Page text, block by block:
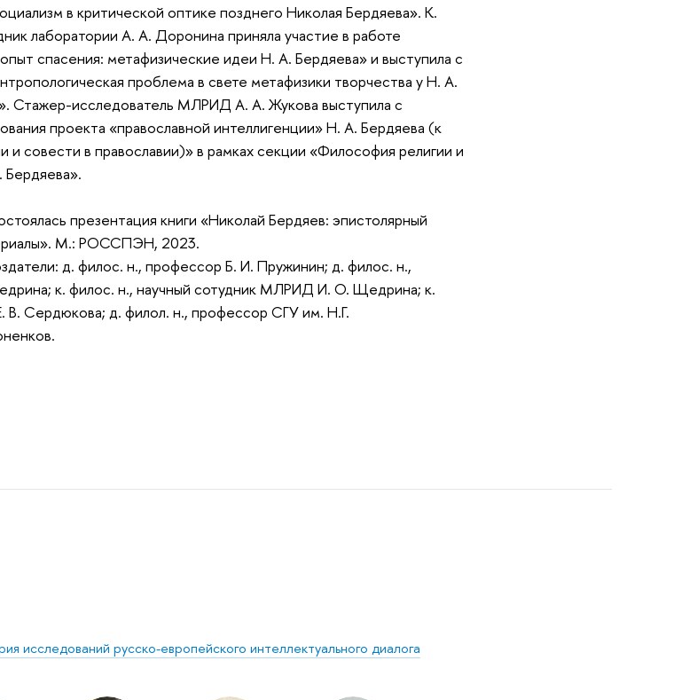
в критической оптике позднего Николая Бердяева». К.
лаборатории А. А. Доронина приняла участие в работе
спасения: метафизические идеи Н. А. Бердяева» и выступила с
проблема в свете метафизики творчества у Н. А.
Стажер-исследователь МЛРИД А. А. Жукова выступила с
проекта «православной интеллигенции» Н. А. Бердяева (к
и совести в православии)» в рамках секции «Философия религии и
презентация книги «Николай Бердяев: эпистолярный
М.: РОССПЭН, 2023.
д. филос. н., профессор Б. И. Пружинин; д. филос. н.,
к. филос. н., научный сотудник МЛРИД И. О. Щедрина; к.
Сердюкова; д. филол. н., профессор СГУ им. Н.Г.
исследований русско-европейского интеллектуального диалога